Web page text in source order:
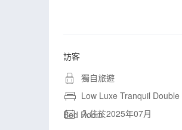
訪客
獨自旅遊
Low Luxe Tranquil Double
Bed Room
入住於2025年07月